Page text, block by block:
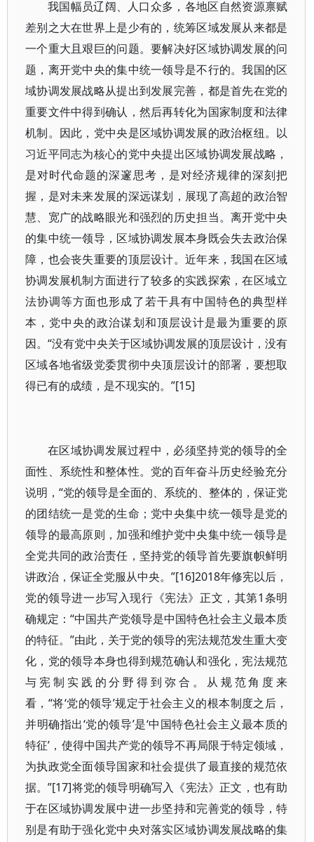
我国幅员辽阔、人口众多，各地区自然资源禀赋
差别之大在世界上是少有的，统筹区域发展从来都是
一个重大且艰巨的问题。要解决好区域协调发展的问
题，离开党中央的集中统一领导是不行的。我国的区
域协调发展战略从提出到发展完善，都是首先在党的
重要文件中得到确认，然后再转化为国家制度和法律
机制。因此，党中央是区域协调发展的政治枢纽。以
习近平同志为核心的党中央提出区域协调发展战略，
是对时代命题的深邃思考，是对经济规律的深刻把
握，是对未来发展的深远谋划，展现了高超的政治智
慧、宽广的战略眼光和强烈的历史担当。离开党中央
的集中统一领导，区域协调发展本身既会失去政治保
障，也会丧失重要的顶层设计。近年来，我国在区域
协调发展机制方面进行了较多的实践探索，在区域立
法协调等方面也形成了若干具有中国特色的典型样
本，党中央的政治谋划和顶层设计是最为重要的原
因。“没有党中央关于区域协调发展的顶层设计，没有
区域各地省级党委贯彻中央顶层设计的部署，要想取
得已有的成绩，是不现实的。”[15]
在区域协调发展过程中，必须坚持党的领导的全
面性、系统性和整体性。党的百年奋斗历史经验充分
说明，“党的领导是全面的、系统的、整体的，保证党
的团结统一是党的生命；党中央集中统一领导是党的
领导的最高原则，加强和维护党中央集中统一领导是
全党共同的政治责任，坚持党的领导首先要旗帜鲜明
讲政治，保证全党服从中央。”[16]2018年修宪以后，
党的领导进一步写入现行《宪法》正文，其第1条明
确规定：“中国共产党领导是中国特色社会主义最本质
的特征。”由此，关于党的领导的宪法规范发生重大变
化，党的领导本身也得到规范确认和强化，宪法规范
与宪制实践的分野得到弥合。从规范角度来
看，“将‘党的领导’规定于社会主义的根本制度之后，
并明确指出‘党的领导’是‘中国特色社会主义最本质的
特征’，使得中国共产党的领导不再局限于特定领域，
为执政党全面领导国家和社会提供了最直接的规范依
据。”[17]将党的领导明确写入《宪法》正文，也有助
于在区域协调发展中进一步坚持和完善党的领导，特
别是有助于强化党中央对落实区域协调发展战略的集